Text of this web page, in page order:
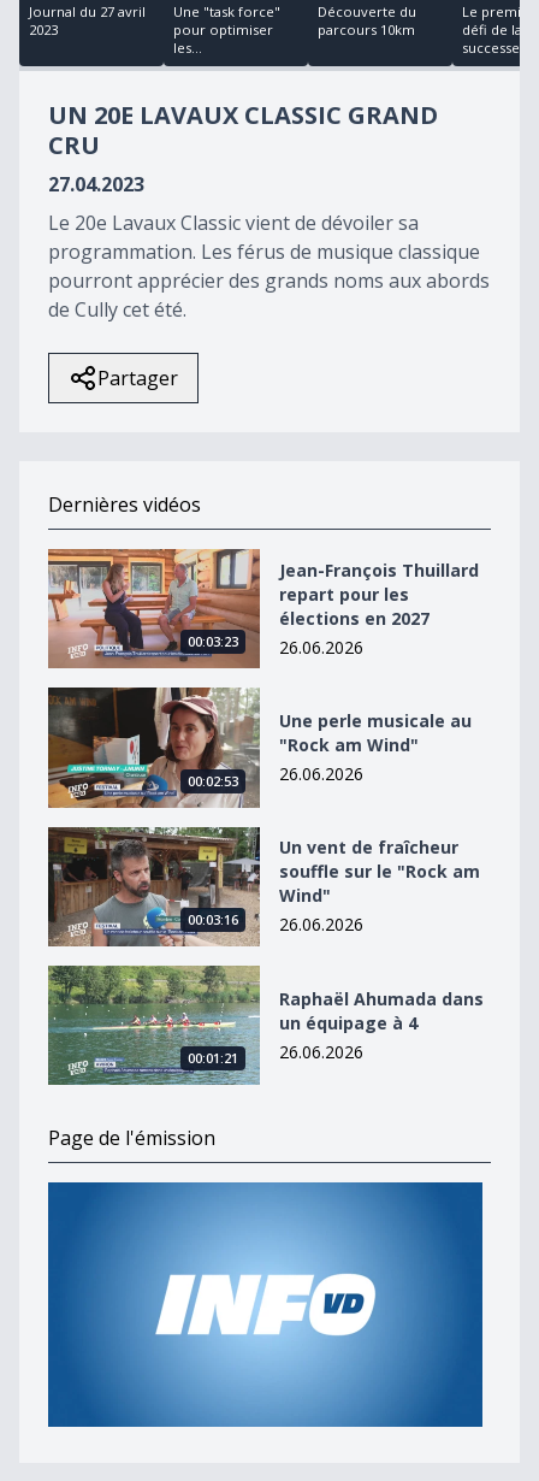
18
minutes,
seconds
Journal du 27 avril
2023
Une "task force"
pour optimiser
les...
Découverte du
parcours 10km
Le premier
défi de la
successe...
UN 20E LAVAUX CLASSIC GRAND
CRU
27.04.2023
Le 20e Lavaux Classic vient de dévoiler sa
programmation. Les férus de musique classique
pourront apprécier des grands noms aux abords
de Cully cet été.
Partager
Dernières vidéos
Jean-François Thuillard repart pour les élections en
00:03:23
Jean-François Thuillard
repart pour les
élections en 2027
26.06.2026
Une perle musicale au &quot;Rock am Wind&quot;
00:02:53
Une perle musicale au
"Rock am Wind"
26.06.2026
Un vent de fraîcheur souffle sur le &quot;Rock am
00:03:16
Un vent de fraîcheur
souffle sur le "Rock am
Wind"
26.06.2026
Raphaël Ahumada dans un équipage à 4
00:01:21
Raphaël Ahumada dans
un équipage à 4
26.06.2026
Page de l'émission